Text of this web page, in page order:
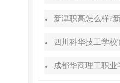
新津职高怎么样?新
四川科华技工学校官
成都华商理工职业学校2027年招